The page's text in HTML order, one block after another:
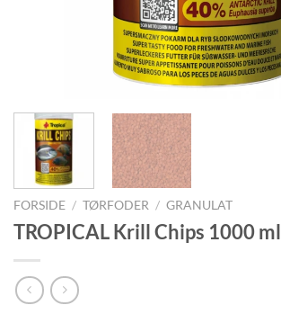
FORSIDE / TØRFODER / GRANULAT
TROPICAL Krill Chips 1000 ml